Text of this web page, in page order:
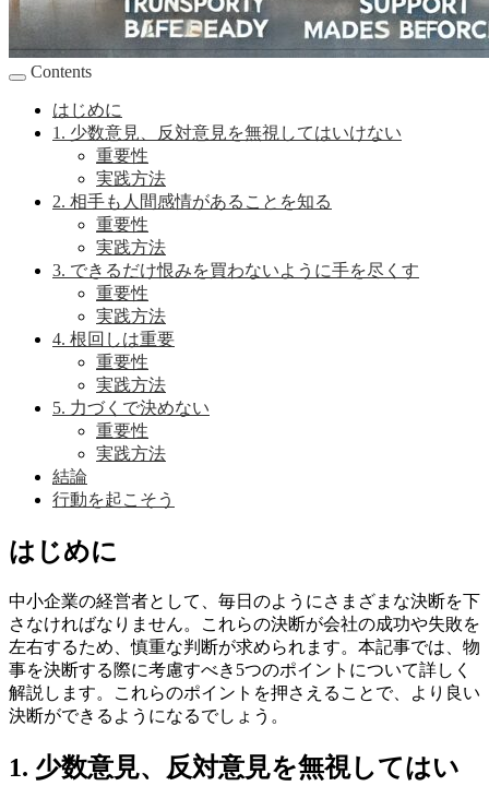
Contents
はじめに
1. 少数意見、反対意見を無視してはいけない
重要性
実践方法
2. 相手も人間感情があることを知る
重要性
実践方法
3. できるだけ恨みを買わないように手を尽くす
重要性
実践方法
4. 根回しは重要
重要性
実践方法
5. 力づくで決めない
重要性
実践方法
結論
行動を起こそう
はじめに
中小企業の経営者として、毎日のようにさまざまな決断を下
さなければなりません。これらの決断が会社の成功や失敗を
左右するため、慎重な判断が求められます。本記事では、物
事を決断する際に考慮すべき5つのポイントについて詳しく
解説します。これらのポイントを押さえることで、より良い
決断ができるようになるでしょう。
1. 少数意見、反対意見を無視してはい